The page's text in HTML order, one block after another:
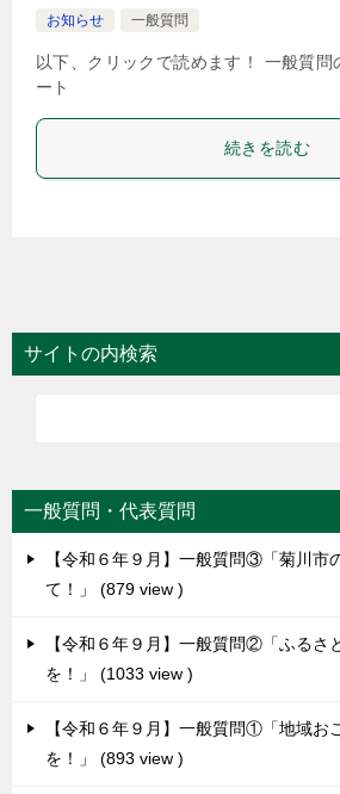
お知らせ
一般質問
以下、クリックで読めます！ 一般質問
ート
続きを読む
サイトの内検索
一般質問・代表質問
【令和６年９月】一般質問③「菊川市
て！」
879 view
【令和６年９月】一般質問②「ふるさ
を！」
1033 view
【令和６年９月】一般質問①「地域お
を！」
893 view